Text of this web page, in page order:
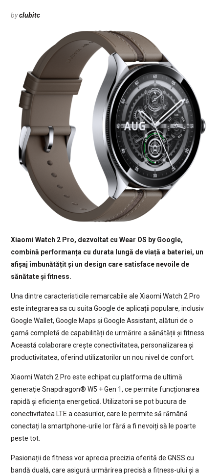
byclubitc
Xiaomi Watch 2 Pro, dezvoltat cu Wear OS by Google,
combină performanța cu durata lungă de viață a bateriei, un
afișaj îmbunătățit și un design care satisface nevoile de
sănătate și fitness.
Una dintre caracteristicile remarcabile ale Xiaomi Watch 2 Pro
este integrarea sa cu suita Google de aplicații populare, inclusiv
Google Wallet, Google Maps și Google Assistant, alături de o
gamă completă de capabilități de urmărire a sănătății și fitness.
Această colaborare crește conectivitatea, personalizarea și
productivitatea, oferind utilizatorilor un nou nivel de confort.
Xiaomi Watch 2 Pro este echipat cu platforma de ultimă
generație Snapdragon® W5 + Gen 1, ce permite funcționarea
rapidă și eficiența energetică. Utilizatorii se pot bucura de
conectivitatea LTE a ceasurilor, care le permite să rămână
conectați la smartphone-urile lor fără a fi nevoiți să le poarte
peste tot.
Pasionații de fitness vor aprecia precizia oferită de GNSS cu
bandă duală, care asigură urmărirea precisă a fitness-ului și a